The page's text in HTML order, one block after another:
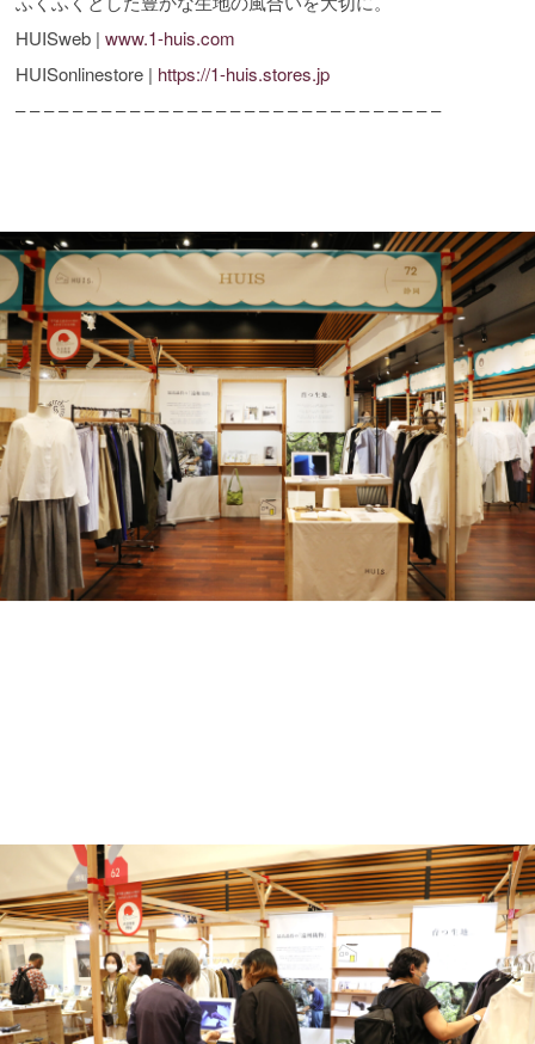
HUISweb |www.1-huis.com
HUISonlinestore | https://1-huis.stores.jp
– – – – – – – – – – – – – – – – – – – – – – – – – – – – – –